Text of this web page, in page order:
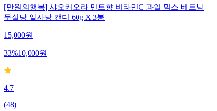
[만원의행복] 샤오커오라 민트향 비타민C 과일 믹스 베트남
무설탕 알사탕 캔디 60g X 3봉
15,000원
33%10,000원
4.7
(48)